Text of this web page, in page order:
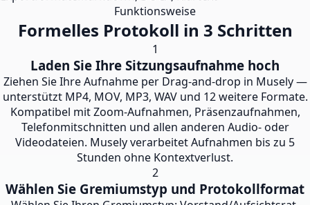
Funktionsweise
Formelles Protokoll in 3 Schritten
1
Laden Sie Ihre Sitzungsaufnahme hoch
Ziehen Sie Ihre Aufnahme per Drag-and-drop in Musely —
unterstützt MP4, MOV, MP3, WAV und 12 weitere Formate.
Kompatibel mit Zoom-Aufnahmen, Präsenzaufnahmen,
Telefonmitschnitten und allen anderen Audio- oder
Videodateien. Musely verarbeitet Aufnahmen bis zu 5
Stunden ohne Kontextverlust.
2
Wählen Sie Gremiumstyp und Protokollformat